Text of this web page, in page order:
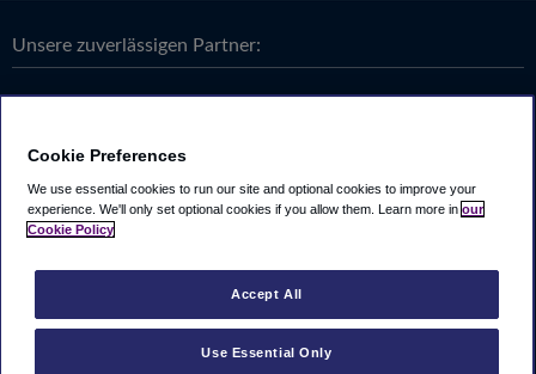
Unsere zuverlässigen Partner:
Cookie Preferences
We use essential cookies to run our site and optional cookies to improve your
experience. We'll only set optional cookies if you allow them. Learn more in our
Cookie Policy
Use Essential Only
Accept All